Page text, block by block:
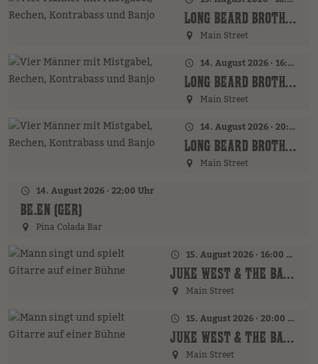
LONG BEARD BROTHERS (AT)
Main Street
14. August 2026 · 16:00 Uhr – 18:00 Uhr
LONG BEARD BROTHERS (AT)
Main Street
14. August 2026 · 20:00 Uhr
LONG BEARD BROTHERS (AT)
Main Street
14. August 2026 · 22:00 Uhr
BE.EN (GER)
Pina Colada Bar
15. August 2026 · 16:00 Uhr – 18:00 Uhr
JUKE WEST & THE BAND (AT)
Main Street
15. August 2026 · 20:00 Uhr
JUKE WEST & THE BAND (AT)
Main Street